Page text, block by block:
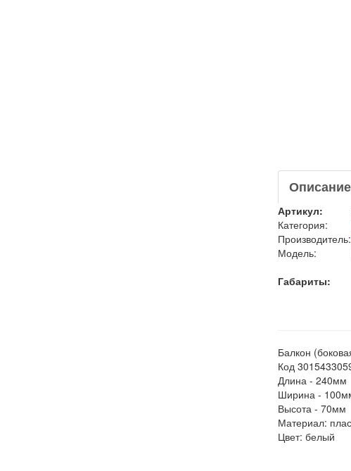
Артикул:
Категория:
Производитель:
Модель:
Габариты:
Балкон
Код
Длина - 240мм
Ширина -
Высота - 70мм
Материал:
Цвет: белый